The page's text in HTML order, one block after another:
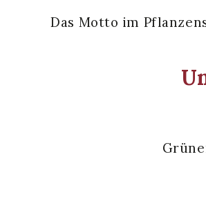
Das Motto im